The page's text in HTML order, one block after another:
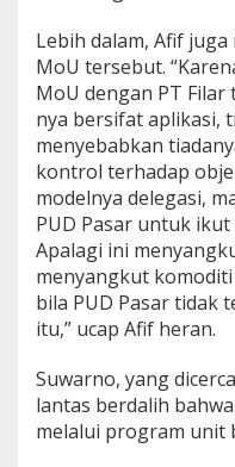
Lebih dalam, Afif
MoU tersebut.
MoU dengan PT
nya bersifat aplikasi,
menyebabkan
kontrol terhadap
modelnya delegasi,
PUD Pasar untuk
Apalagi ini
menyangkut
bila PUD Pasar tidak
itu,” ucap Afif heran.
Suwarno, yang
lantas berdalih
melalui program unit